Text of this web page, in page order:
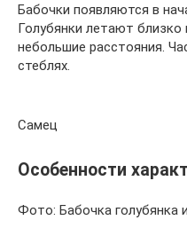
Бабочки появляются в
Голубянки летают
небольшие расстояния.
стеблях.
Самец
Особенности
Фото: Бабочка голубянка